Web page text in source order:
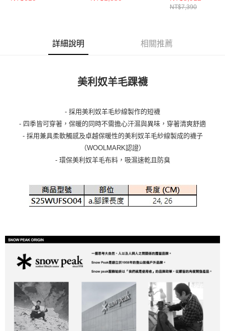
NT$7,390
詳細說明 相關推薦
美利奴羊毛踝襪
- 採用美利奴羊毛紗線製作的短襪
- 四季皆可穿著，保暖的同時不需擔心汗濕與異味，穿著清爽舒適
- 採用兼具柔軟觸感及卓越保暖性的美利奴羊毛紗線製成的襪子
（WOOLMARK認證）
- 環保美利奴羊毛布料，吸濕速乾且防臭